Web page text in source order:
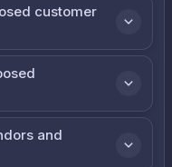
customer
and